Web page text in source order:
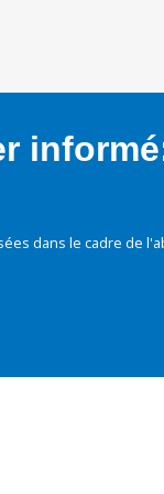
dans le cadre de